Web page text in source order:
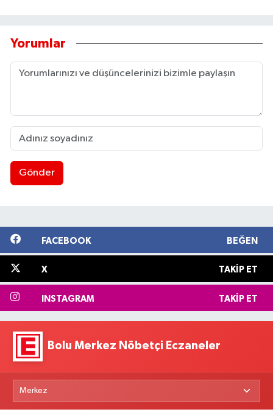
Yorumlar
Gönder
FACEBOOK BEĞEN
X TAKIP ET
INSTAGRAM TAKIP ET
Bolu Merkez Nöbetçi Eczaneler